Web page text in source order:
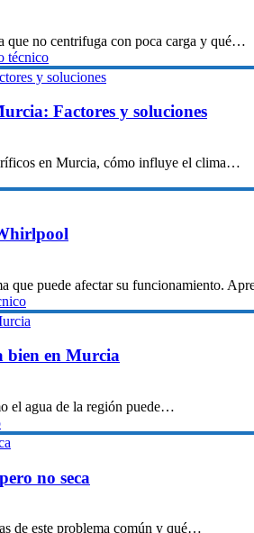
que no centrifuga con poca carga y qué…
técnico
Factores y soluciones
en Murcia, cómo influye el clima…
que puede afectar su funcionamiento.
bien en Murcia
el agua de la región puede…
no seca
de este problema común y qué…